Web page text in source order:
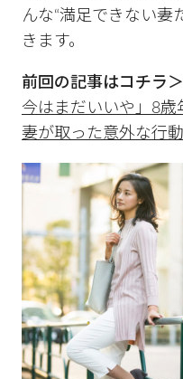
んな“満足できない妻
きます。
前回の記事はコチラ
今はまだいいや」8歳
妻が取った意外な行動